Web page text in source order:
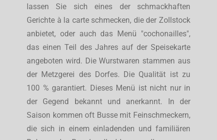
lassen Sie sich eines der schmackhaften
Gerichte à la carte schmecken, die der Zollstock
anbietet, oder auch das Menü "cochonailles",
das einen Teil des Jahres auf der Speisekarte
angeboten wird. Die Wurstwaren stammen aus
der Metzgerei des Dorfes. Die Qualität ist zu
100 % garantiert. Dieses Menü ist nicht nur in
der Gegend bekannt und anerkannt. In der
Saison kommen oft Busse mit Feinschmeckern,
die sich in einem einladenden und familiären